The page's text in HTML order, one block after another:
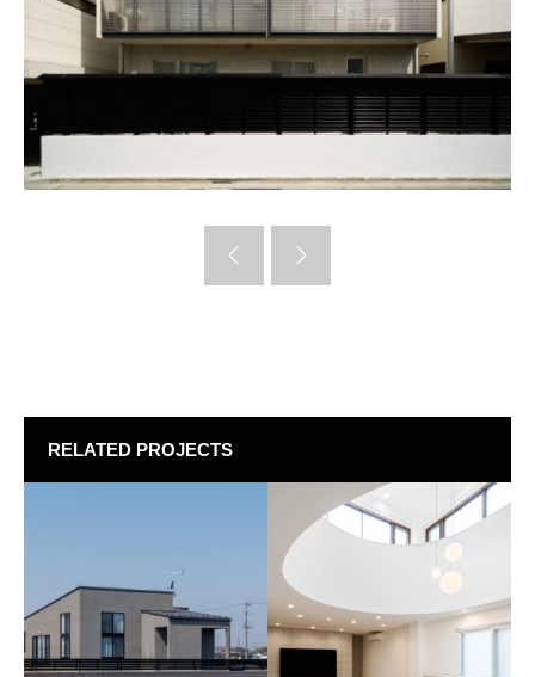
RELATED PROJECTS